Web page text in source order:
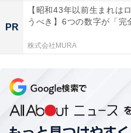
PR
【昭和43年以前生まれは
うべき】6つの数字が「完
株式会社MURA